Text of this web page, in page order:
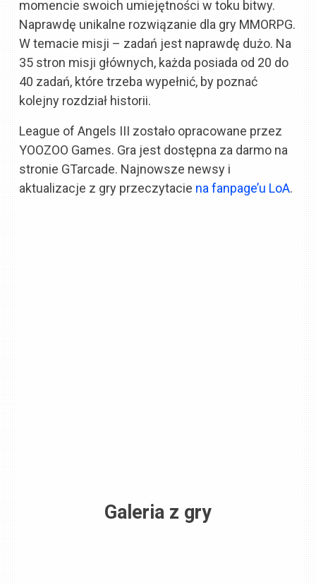
momencie swoich umiejętności w toku bitwy.
Naprawdę unikalne rozwiązanie dla gry MMORPG.
W temacie misji – zadań jest naprawdę dużo. Na
35 stron misji głównych, każda posiada od 20 do
40 zadań, które trzeba wypełnić, by poznać
kolejny rozdział historii.
League of Angels III zostało opracowane przez
YOOZOO Games. Gra jest dostępna za darmo na
stronie GTarcade. Najnowsze newsy i
aktualizacje z gry przeczytacie na fanpage’u LoA.
Galeria z gry